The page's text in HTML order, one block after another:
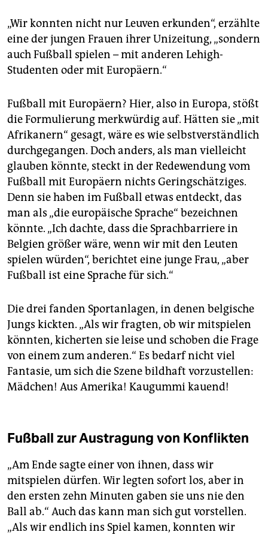
„Wir konnten nicht nur Leuven erkunden“, erzählte
eine der jungen Frauen ihrer Unizeitung, „sondern
auch Fußball spielen – mit anderen Lehigh-
Studenten oder mit Europäern.“
Fußball mit Europäern? Hier, also in Europa, stößt
die Formulierung merkwürdig auf. Hätten sie „mit
Afrikanern“ gesagt, wäre es wie selbstverständlich
durchgegangen. Doch anders, als man vielleicht
glauben könnte, steckt in der Redewendung vom
Fußball mit Europäern nichts Geringschätziges.
Denn sie haben im Fußball etwas entdeckt, das
man als „die europäische Sprache“ bezeichnen
könnte. „Ich dachte, dass die Sprachbarriere in
Belgien größer wäre, wenn wir mit den Leuten
spielen würden“, berichtet eine junge Frau, „aber
Fußball ist eine Sprache für sich.“
Die drei fanden Sportanlagen, in denen belgische
Jungs kickten. „Als wir fragten, ob wir mitspielen
könnten, kicherten sie leise und schoben die Frage
von einem zum anderen.“ Es bedarf nicht viel
Fantasie, um sich die Szene bildhaft vorzustellen:
Mädchen! Aus Amerika! Kaugummi kauend!
Fußball zur Austragung von Konflikten
„Am Ende sagte einer von ihnen, dass wir
mitspielen dürfen. Wir legten sofort los, aber in
den ersten zehn Minuten gaben sie uns nie den
Ball ab.“ Auch das kann man sich gut vorstellen.
„Als wir endlich ins Spiel kamen, konnten wir